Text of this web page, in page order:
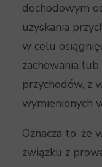
dochodowym
uzyskania
w celu
zachowania lub
przychodów, z
wymienionych
Oznacza to, że
związku z